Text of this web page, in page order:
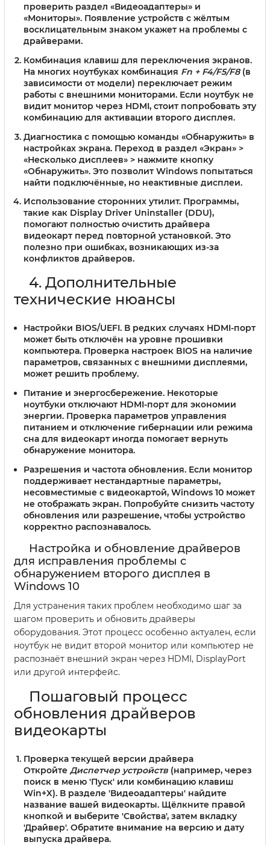
проверить раздел «Видеоадаптеры» и
«Мониторы». Появление устройств с жёлтым
восклицательным знаком укажет на проблемы с
драйверами.
Комбинация клавиш для переключения экранов.
На многих ноутбуках комбинация Fn + F4/F5/F8(в
зависимости от модели) переключает режим
работы с внешними мониторами. Если ноутбук не
видит монитор через HDMI, стоит попробовать эту
комбинацию для активации второго дисплея.
Диагностика с помощью команды «Обнаружить» в
настройках экрана. Переход в раздел «Экран» >
«Несколько дисплеев» > нажмите кнопку
«Обнаружить». Это позволит Windows попытаться
найти подключённые, но неактивные дисплеи.
Использование сторонних утилит. Программы,
такие как Display Driver Uninstaller (DDU),
помогают полностью очистить драйвера
видеокарт перед повторной установкой. Это
полезно при ошибках, возникающих из-за
конфликтов драйверов.
4. Дополнительные
технические нюансы
Настройки BIOS/UEFI. В редких случаях HDMI-порт
может быть отключён на уровне прошивки
компьютера. Проверка настроек BIOS на наличие
параметров, связанных с внешними дисплеями,
может решить проблему.
Питание и энергосбережение. Некоторые
ноутбуки отключают HDMI-порт для экономии
энергии. Проверка параметров управления
питанием и отключение гибернации или режима
сна для видеокарт иногда помогает вернуть
обнаружение монитора.
Разрешения и частота обновления. Если монитор
поддерживает нестандартные параметры,
несовместимые с видеокартой, Windows 10 может
не отображать экран. Попробуйте снизить частоту
обновления или разрешение, чтобы устройство
корректно распознавалось.
Настройка и обновление драйверов
для исправления проблемы с
обнаружением второго дисплея в
Windows 10
Для устранения таких проблем необходимо шаг за
шагом проверить и обновить драйверы
оборудования. Этот процесс особенно актуален, если
ноутбук не видит второй монитор или компьютер не
распознаёт внешний экран через HDMI, DisplayPort
или другой интерфейс.
Пошаговый процесс
обновления драйверов
видеокарты
Проверка текущей версии драйвера
Откройте Диспетчер устройств (например, через
поиск в меню 'Пуск' или комбинацию клавиш
Win+X). В разделе 'Видеоадаптеры' найдите
название вашей видеокарты. Щёлкните правой
кнопкой и выберите 'Свойства', затем вкладку
'Драйвер'. Обратите внимание на версию и дату
выпуска драйвера.